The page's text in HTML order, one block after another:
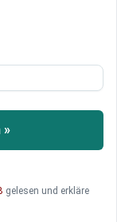
Troika
»
gelesen und erkläre